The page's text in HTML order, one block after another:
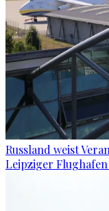
Russland weist
Leipziger